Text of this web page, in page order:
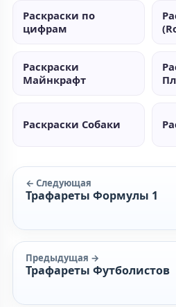
Раскраски по
цифрам
Раскраски
Майнкрафт
Раскраски Собаки
← Следующая
Трафареты Формулы 1
Предыдущая →
Трафареты Футболистов